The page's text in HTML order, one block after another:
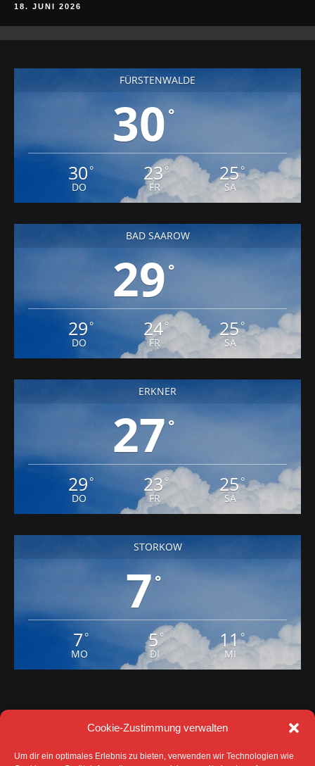
Cookie-Zustimmung verwalten
Um dir ein optimales Erlebnis zu bieten, verwenden wir Technologien wie
18. JUNI 2026
FÜRSTENWALDE
30 °
30 °
DO
23°
FR
25°
SA
BAD SAAROW
29 °
29 °
DO
24°
FR
25°
SA
ERKNER
27 °
29 °
DO
23°
FR
25°
SA
STORKOW
7°
7 °
MO
5°
DI
11°
MI